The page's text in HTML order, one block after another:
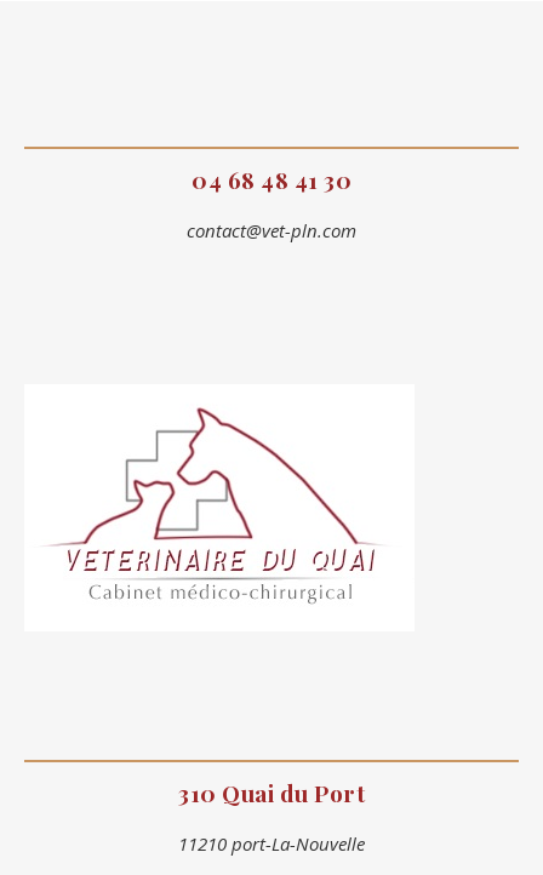
04 68 48 41 30
contact@vet-pln.com
310 Quai du Port
11210 port-La-Nouvelle